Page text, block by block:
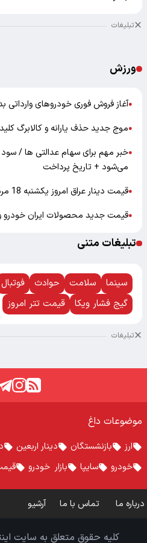
تبلیغات
ورزش
●آغاز فروش فوری خودروهای وارداتی
●موج جدید حذف یارانه و کالابرگ
●
می‌شود + تاریخ پرداخت
●قیمت دینار عراق امروز یکشنبه 18 مرداد 1405
●قیمت جدید محصولات ایران خودرو
تبلیغات متنی
سینما سلامت حوادث فوتبال
گیج فشار ویکا
قیمت تتر امروز
تبلیغات
موضوعات داغ
ارز بازنشستگان دینار اربعین
خودرو
سایپا بازار خودرو
درباره ما تماس با ما آرشیو
کلیه حقوق متعلق به سایت